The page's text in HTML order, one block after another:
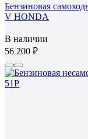
Бензиновая
V HONDA
В наличии
56 200